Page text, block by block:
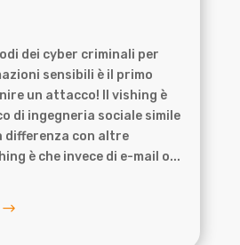
dei cyber criminali per
sensibili è il primo
un attacco! Il vishing è
di ingegneria sociale simile
differenza con altre
è che invece di e-mail o...